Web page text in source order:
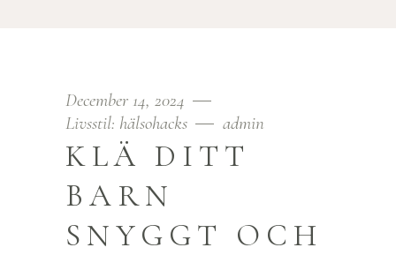
December 14, 2024
Livsstil: hälsohacks
admin
KLÄ DITT
BARN
SNYGGT OCH